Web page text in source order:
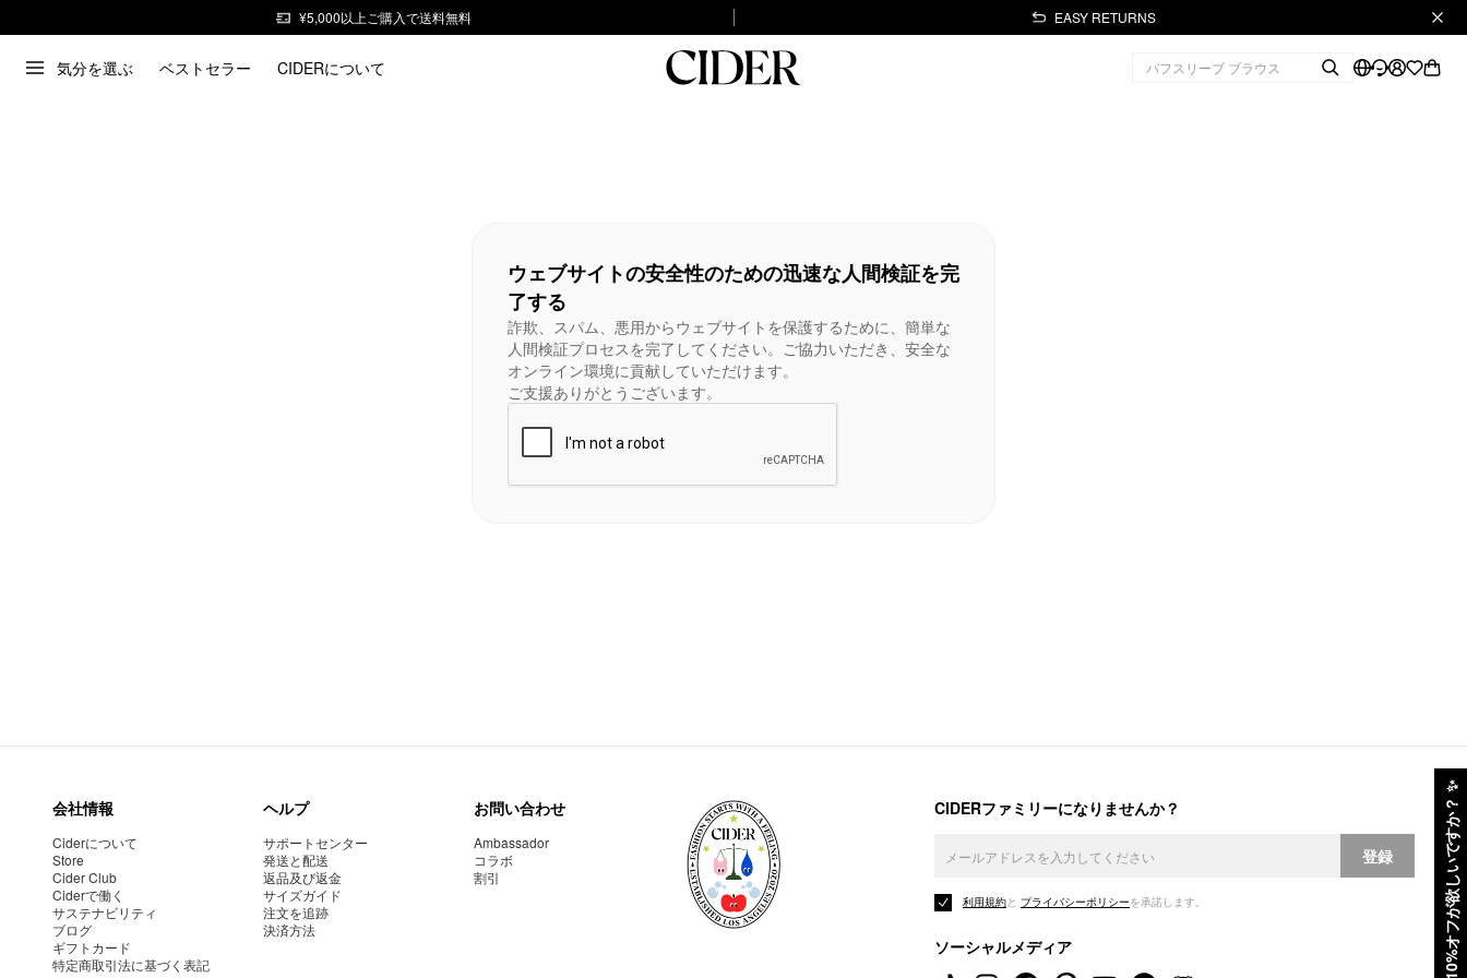
¥5,000以上ご購入で送料無料 EASY RETURNS
気分を選ぶ ベストセラー CIDERについて
10%オフが欲しいですか？
✨
ウェブサイトの安全性のための迅速な人間検証を完
了する
詐欺、スパム、悪用からウェブサイトを保護するために、簡単な
人間検証プロセスを完了してください。ご協力いただき、安全な
オンライン環境に貢献していただけます。
ご支援ありがとうございます。
会社情報
Ciderについて
Store
Cider Club
Ciderで働く
サステナビリティ
ブログ
ギフトカード
特定商取引法に基づく表記
ヘルプ
サポートセンター
発送と配送
返品及び返金
サイズガイド
注文を追跡
決済方法
お問い合わせ
Ambassador
コラボ
割引
CIDERファミリーになりませんか？
登録
利用規約と プライバシーポリシーを承諾します。
ソーシャルメディア